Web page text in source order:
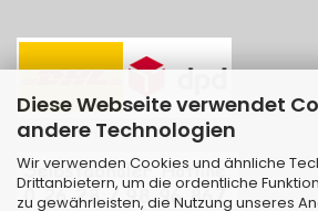
Diese Webseite verwendet
andere Technologien
Wir verwenden Cookies und ähnliche
Drittanbietern, um die ordentliche
zu gewährleisten, die Nutzung unseres